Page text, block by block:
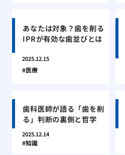
あなたは対象？歯を削る
IPRが有効な歯並びとは
2025.12.15
医療
歯科医師が語る「歯を削
る」判断の裏側と哲学
2025.12.14
知識